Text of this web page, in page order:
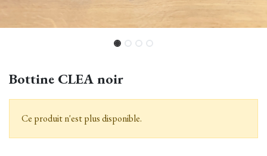
Bottine CLEA noir
Ce produit n'est plus disponible.